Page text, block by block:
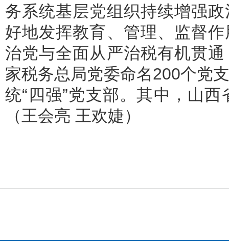
务系统基层党组织持续增强
好地发挥教育、管理、监督
治党与全面从严治税有机贯
家税务总局党委命名200个党
统“四强”党支部。其中，山
（王会亮 王欢婕）